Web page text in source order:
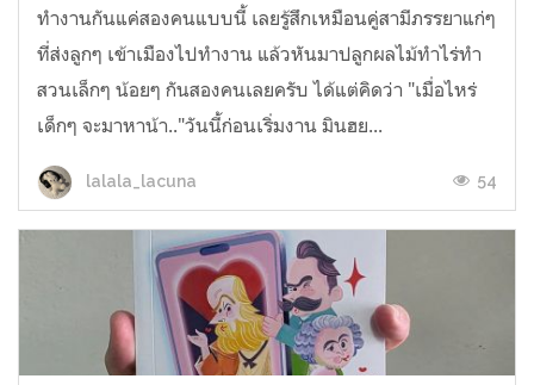
ทำงานกันแค่สองคนแบบนี้ เลยรู้สึกเหมือนคู่สามีภรรยาแก่ๆ
ที่ส่งลูกๆ เข้าเมืองไปทำงาน แล้วหันมาปลูกผลไม้ทำไร่ทำ
สวนเล็กๆ น้อยๆ กันสองคนเลยครับ ได้แต่คิดว่า "เมื่อไหร่
เด็กๆ จะมาหาน้า.."วันนี้ก่อนเริ่มงาน มินฮย...
lalala_lacuna 54